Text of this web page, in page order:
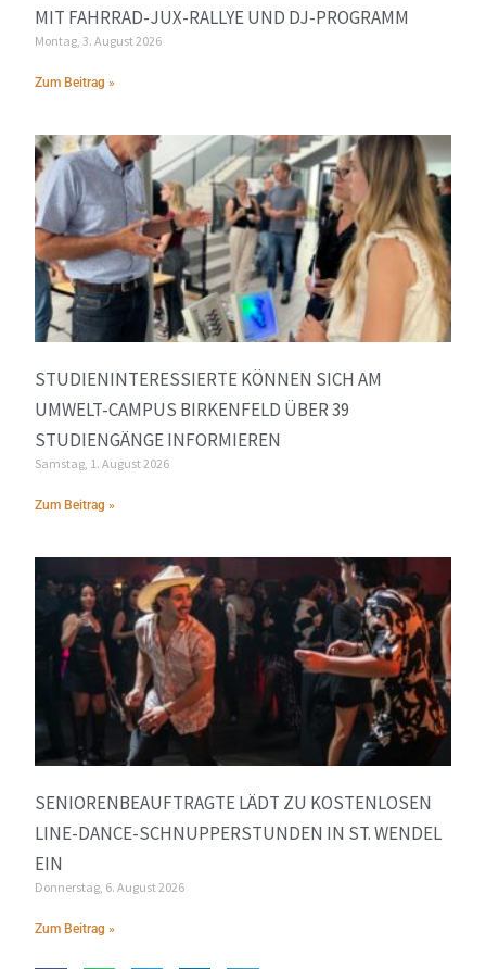
MIT FAHRRAD-JUX-RALLYE UND DJ-PROGRAMM
Montag, 3. August 2026
Zum Beitrag »
STUDIENINTERESSIERTE KÖNNEN SICH AM
UMWELT-CAMPUS BIRKENFELD ÜBER 39
STUDIENGÄNGE INFORMIEREN
Samstag, 1. August 2026
Zum Beitrag »
SENIORENBEAUFTRAGTE LÄDT ZU KOSTENLOSEN
LINE-DANCE-SCHNUPPERSTUNDEN IN ST. WENDEL
EIN
Donnerstag, 6. August 2026
Zum Beitrag »